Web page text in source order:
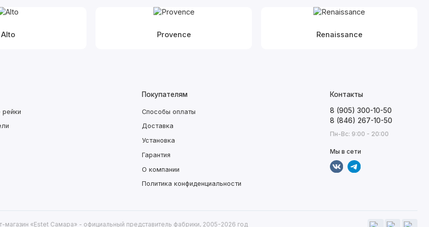
Alto Provence Renaissance
рейки
Покупателям
Способы оплаты
Доставка
Установка
Гарантия
О компании
Политика конфиденциальности
Контакты
8 (905) 300-10-50
8 (846) 267-10-50
Пн-Вс: 9:00 - 20:00
Мы в сети
магазин «Estet Самара» - официальный представитель фабрики, 2005-2026 год